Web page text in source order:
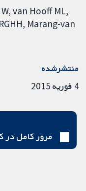
van Hooff ML
Marang-van
منتشرشده
4 فوریه 2015
مرور کامل در